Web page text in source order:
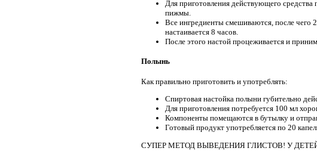
Для приготовления действующего
пижмы.
Все ингредиенты смешиваются, после чего
настаивается 8 часов.
После этого настой процеживается и
Полынь
Как правильно приготовить и употреблять:
Спиртовая настойка полыни губительно
Для приготовления потребуется 100 мл
Компоненты помещаются в бутылку и
Готовый продукт употребляется по 20
СУПЕР МЕТОД ВЫВЕДЕНИЯ ГЛИСТОВ! У ДЕТЕЙ